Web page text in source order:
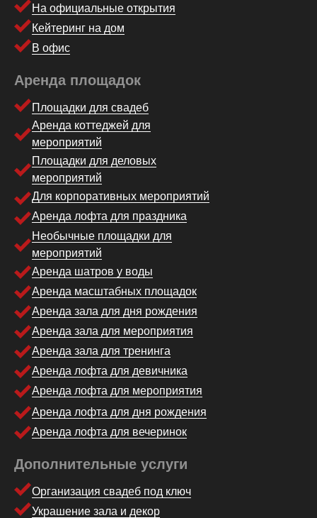
На официальные открытия
Дополнительные услуги
Организация свадеб под ключ
Украшение зала и декор
Кейтеринг на дом
В офис
Аренда площадок
Площадки для свадеб
Аренда коттеджей для
мероприятий
Площадки для деловых
мероприятий
Для корпоративных мероприятий
Аренда лофта для праздника
Необычные площадки для
мероприятий
Аренда шатров у воды
Аренда масштабных площадок
Аренда зала для дня рождения
Аренда зала для мероприятия
Аренда зала для тренинга
Аренда лофта для девичника
Аренда лофта для мероприятия
Аренда лофта для дня рождения
Аренда лофта для вечеринок